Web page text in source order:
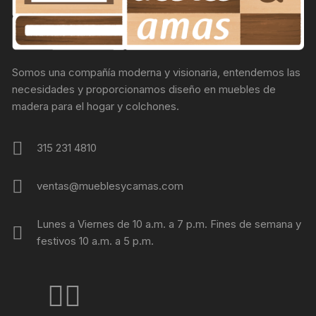
la
página
de
producto
Somos una compañía moderna y visionaria, entendemos las
necesidades y proporcionamos diseño en muebles de
madera para el hogar y colchones.
315 231 4810
ventas@mueblesycamas.com
Lunes a Viernes de 10 a.m. a 7 p.m. Fines de semana y
festivos 10 a.m. a 5 p.m.